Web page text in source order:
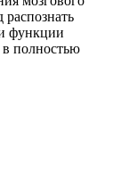
распознать
функции
в полностью